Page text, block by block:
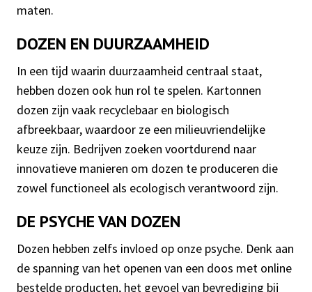
maten.
DOZEN EN DUURZAAMHEID
In een tijd waarin duurzaamheid centraal staat,
hebben dozen ook hun rol te spelen. Kartonnen
dozen zijn vaak recyclebaar en biologisch
afbreekbaar, waardoor ze een milieuvriendelijke
keuze zijn. Bedrijven zoeken voortdurend naar
innovatieve manieren om dozen te produceren die
zowel functioneel als ecologisch verantwoord zijn.
DE PSYCHE VAN DOZEN
Dozen hebben zelfs invloed op onze psyche. Denk aan
de spanning van het openen van een doos met online
bestelde producten, het gevoel van bevrediging bij